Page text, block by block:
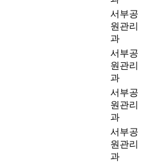
서부공
원관리
과
서부공
원관리
과
서부공
원관리
과
서부공
원관리
과